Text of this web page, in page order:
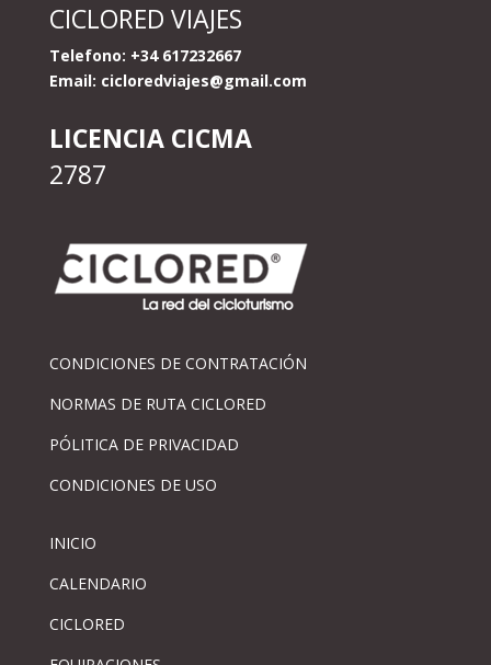
CICLORED VIAJES
Telefono: +34 617232667
Email: cicloredviajes@gmail.com
LICENCIA CICMA
2787
CONDICIONES DE CONTRATACIÓN
NORMAS DE RUTA CICLORED
PÓLITICA DE PRIVACIDAD
CONDICIONES DE USO
INICIO
CALENDARIO
CICLORED